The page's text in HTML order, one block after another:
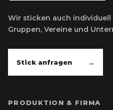
Wir sticken auch individuell
Gruppen, Vereine und
Stick anfragen →
PRODUKTION & FIRMA